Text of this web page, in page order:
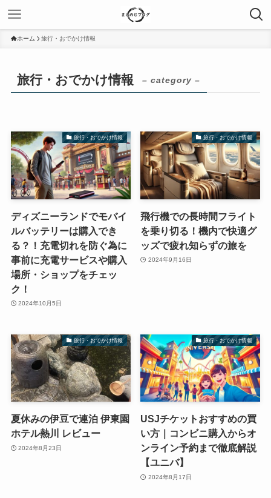
ホーム 旅行・おでかけ情報
旅行・おでかけ情報 – category –
旅行・おでかけ情報
ディズニーランドでモバイ
ルバッテリーは購入でき
る？！充電切れを防ぐ為に
事前に充電サービスや購入
場所・ショップをチェッ
ク！
2024年10月5日
旅行・おでかけ情報
飛行機での長時間フライト
を乗り切る！機内で快適グ
ッズで疲れ知らずの旅を
2024年9月16日
旅行・おでかけ情報
夏休みの伊豆で連泊 伊東園
ホテル熱川 レビュー
2024年8月23日
旅行・おでかけ情報
USJチケットおすすめの買
い方｜コンビニ購入からオ
ンライン予約まで徹底解説
【ユニバ】
2024年8月17日